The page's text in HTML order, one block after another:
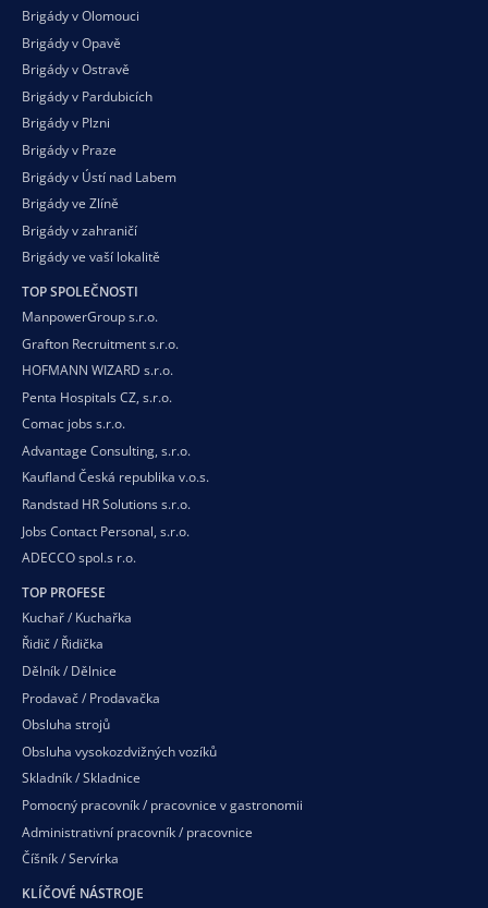
Brigády v Olomouci
Brigády v Opavě
Brigády v Ostravě
Brigády v Pardubicích
Brigády v Plzni
Brigády v Praze
Brigády v Ústí nad Labem
Brigády ve Zlíně
Brigády v zahraničí
Brigády ve vaší lokalitě
TOP SPOLEČNOSTI
ManpowerGroup s.r.o.
Grafton Recruitment s.r.o.
HOFMANN WIZARD s.r.o.
Penta Hospitals CZ, s.r.o.
Comac jobs s.r.o.
Advantage Consulting, s.r.o.
Kaufland Česká republika v.o.s.
Randstad HR Solutions s.r.o.
Jobs Contact Personal, s.r.o.
ADECCO spol.s r.o.
TOP PROFESE
Kuchař / Kuchařka
Řidič / Řidička
Dělník / Dělnice
Prodavač / Prodavačka
Obsluha strojů
Obsluha vysokozdvižných vozíků
Skladník / Skladnice
Pomocný pracovník / pracovnice v gastronomii
Administrativní pracovník / pracovnice
Číšník / Servírka
KLÍČOVÉ NÁSTROJE